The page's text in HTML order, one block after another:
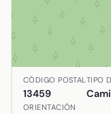
Ubicación de
CÓDIGO POSTAL
13459
TIPO
ORIENTACIÓN